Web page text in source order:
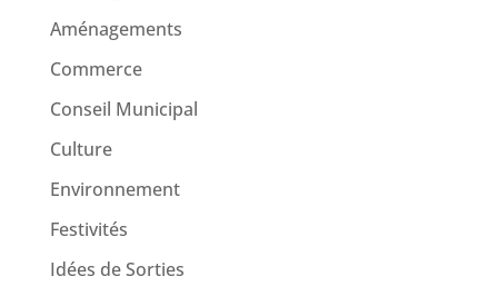
Aménagements
Commerce
Conseil Municipal
Culture
Environnement
Festivités
Idées de Sorties